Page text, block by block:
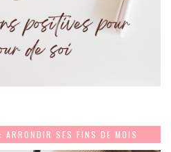
ARRONDIR SES FINS DE MOIS